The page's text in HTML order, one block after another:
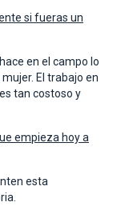
si fueras un
en el campo lo
El trabajo en
tan costoso y
empieza hoy a
esta